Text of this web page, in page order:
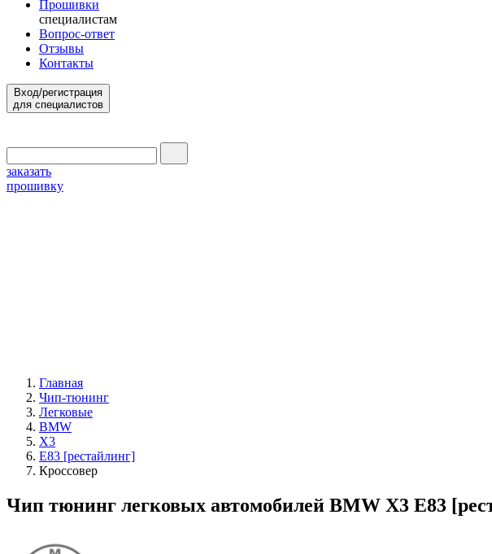
Прошивки
специалистам
Вопрос-ответ
Отзывы
Контакты
Вход/регистрация
для специалистов
заказать
прошивку
Главная
Чип-тюнинг
Легковые
BMW
X3
E83 [рестайлинг]
Кроссовер
Чип тюнинг легковых автомобилей BMW X3 E83